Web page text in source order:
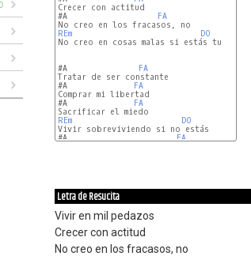
Crecer con actitud
#A FA
REm
DO
No creo en cosas malas si estás tu
#A FA
Tratar de ser constante
#A FA
Comprar mi libertad
#A FA
REm
DO
Vivir sobreviviendo si no estás
#A FA
Letra de Resucita
Vivir en mil pedazos
Crecer con actitud
No creo en los fracasos, no